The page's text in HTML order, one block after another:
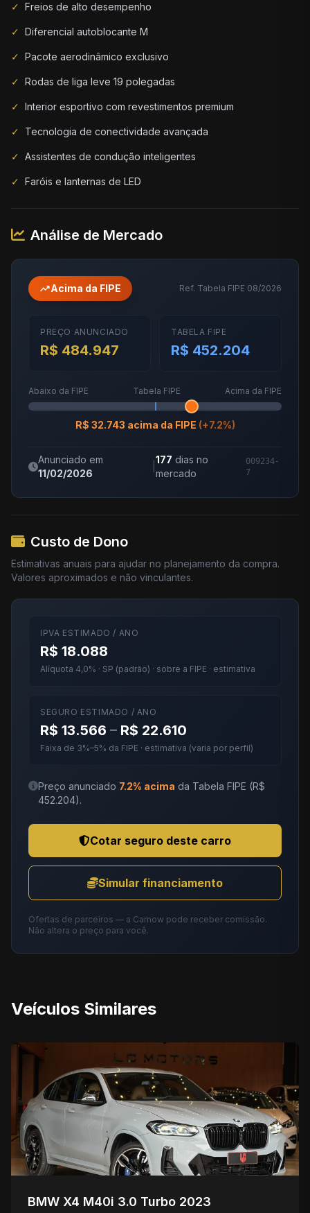
✓ Freios de alto desempenho
✓ Diferencial autoblocante M
✓ Pacote aerodinâmico exclusivo
✓ Rodas de liga leve 19 polegadas
✓ Interior esportivo com revestimentos premium
✓ Tecnologia de conectividade avançada
✓ Assistentes de condução inteligentes
✓ Faróis e lanternas de LED
Análise de Mercado
trending_upAcima da FIPE Ref. Tabela FIPE 08/2026
PREÇO ANUNCIADO
R$ 484.947
TABELA FIPE
R$ 452.204
Abaixo da FIPE Tabela FIPE Acima da FIPE
R$ 32.743 acima da FIPE (+7.2%)
Anunciado em
11/02/2026
177 dias no
mercado
009234-
7
Custo de Dono
Estimativas anuais para ajudar no planejamento da compra.
Valores aproximados e não vinculantes.
IPVA ESTIMADO / ANO
R$ 18.088
Alíquota 4,0% · SP (padrão) · sobre a FIPE · estimativa
SEGURO ESTIMADO / ANO
R$ 13.566 – R$ 22.610
Faixa de 3%–5% da FIPE · estimativa (varia por perfil)
Preço anunciado 7.2% acima da Tabela FIPE (R$
452.204).
Cotar seguro deste carro
Simular financiamento
Ofertas de parceiros — a Carnow pode receber comissão.
Não altera o preço para você.
Veículos Similares
BMW X4 M40i 3.0 Turbo 2023